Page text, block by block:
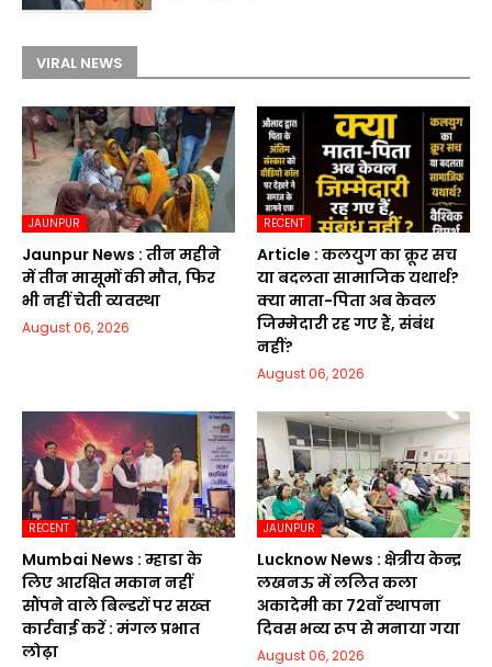
VIRAL NEWS
JAUNPUR
Jaunpur News : तीन महीने
में तीन मासूमों की मौत, फिर
भी नहीं चेती व्यवस्था
August 06, 2026
RECENT
Article : कलयुग का क्रूर सच
या बदलता सामाजिक यथार्थ?
क्या माता-पिता अब केवल
जिम्मेदारी रह गए हैं, संबंध
नहीं?
August 06, 2026
RECENT
Mumbai News : म्हाडा के
लिए आरक्षित मकान नहीं
सौंपने वाले बिल्डरों पर सख्त
कार्रवाई करें : मंगल प्रभात
लोढ़ा
JAUNPUR
Lucknow News : क्षेत्रीय केन्द्र
लखनऊ में ललित कला
अकादेमी का 72वाॅं स्थापना
दिवस भव्य रूप से मनाया गया
August 06, 2026